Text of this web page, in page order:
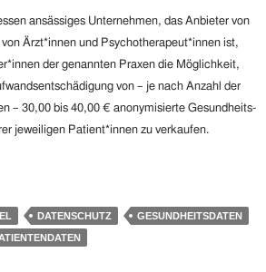
ansässiges Unternehmen, das Anbieter von
Ärzt*innen und Psychotherapeut*innen ist,
der genannten Praxen die Möglichkeit,
von – je nach Anzahl der
– 30,00 bis 40,00 € anonymisierte Gesundheits-
jeweiligen Patient*innen zu verkaufen.
von Praxissoftware, eröffnet
DATENSCHUTZ
GESUNDHEITSDATEN